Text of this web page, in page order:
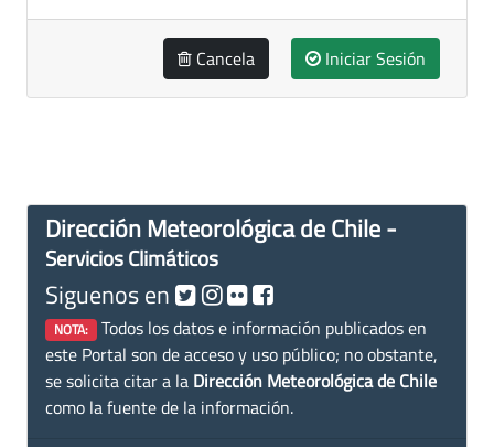
Cancela Iniciar Sesión
Dirección Meteorológica de Chile -
Servicios Climáticos
Siguenos en
NOTA: Todos los datos e información publicados en
este Portal son de acceso y uso público; no obstante,
se solicita citar a la Dirección Meteorológica de Chile
como la fuente de la información.